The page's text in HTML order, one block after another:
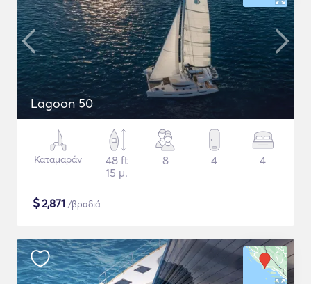
Lagoon 50
Καταμαράν
48 ft
15 μ.
8 4 4
$2,871 /βραδιά